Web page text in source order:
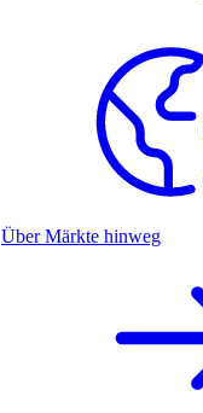
Über Märkte hinweg